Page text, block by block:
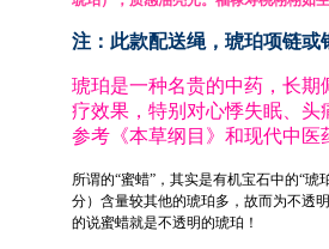
注：此款配送绳，琥珀项链或
琥珀是一种名贵的中药，长
疗效果，特别对心悸失眠、
参考《本草纲目》和现代中医
所谓的“蜜蜡”，其实是有机宝石中的“
分）含量较其他的琥珀多，故而为不透
的说蜜蜡就是不透明的琥珀！